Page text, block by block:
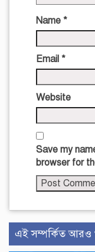
Name *
Email *
Website
Save my
browser for
এই সম্পর্কিত আরও